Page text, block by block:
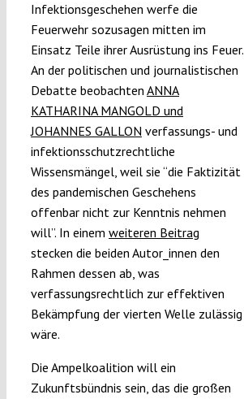
Infektionsgeschehen werfe die
Feuerwehr sozusagen mitten im
Einsatz Teile ihrer Ausrüstung ins Feuer.
An der politischen und journalistischen
Debatte beobachten ANNA
KATHARINA MANGOLD und
JOHANNES GALLON verfassungs- und
infektionsschutzrechtliche
Wissensmängel, weil sie “die Faktizität
des pandemischen Geschehens
offenbar nicht zur Kenntnis nehmen
will”. In einem weiteren Beitrag
stecken die beiden Autor_innen den
Rahmen dessen ab, was
verfassungsrechtlich zur effektiven
Bekämpfung der vierten Welle zulässig
wäre.
Die Ampelkoalition will ein
Zukunftsbündnis sein, das die großen